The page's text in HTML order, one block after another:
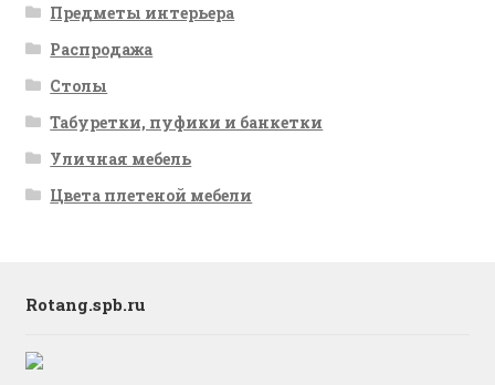
Предметы интерьера
Распродажа
Столы
Табуретки, пуфики и банкетки
Уличная мебель
Цвета плетеной мебели
Rotang.spb.ru